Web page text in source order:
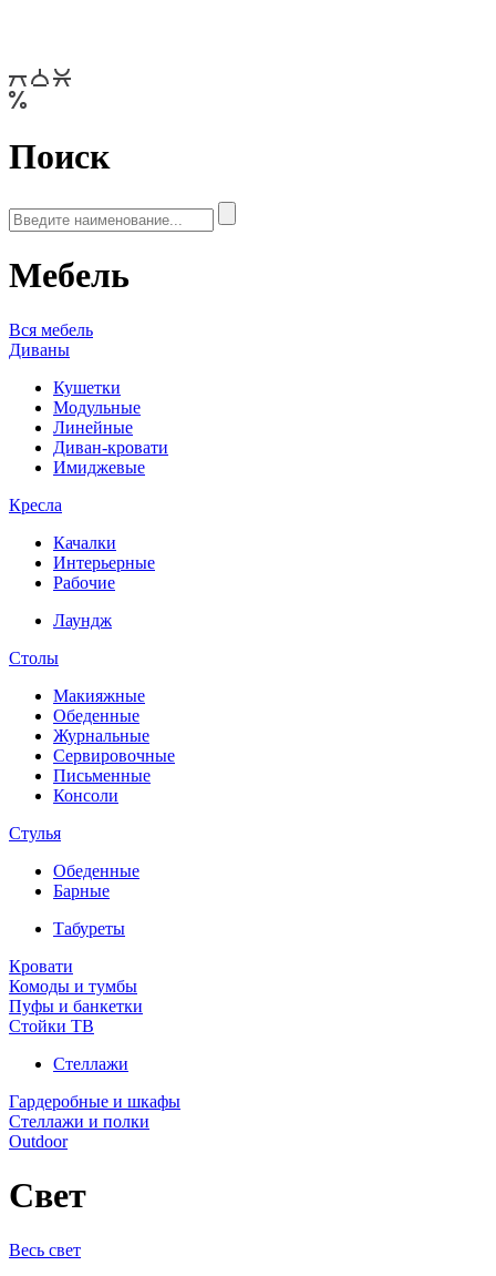
Поиск
Мебель
Вся мебель
Диваны
Кушетки
Модульные
Линейные
Диван-кровати
Имиджевые
Кресла
Качалки
Интерьерные
Рабочие
Лаундж
Столы
Макияжные
Обеденные
Журнальные
Сервировочные
Письменные
Консоли
Стулья
Обеденные
Барные
Табуреты
Кровати
Комоды и тумбы
Пуфы и банкетки
Стойки ТВ
Стеллажи
Гардеробные и шкафы
Стеллажи и полки
Outdoor
Свет
Весь свет